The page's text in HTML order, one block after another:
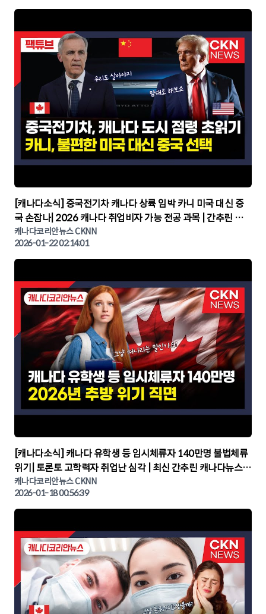
▶
[캐나다소식] 중국전기차 캐나다 상륙 임박 카니 미국 대신 중
국 손잡나| 2026 캐나다 취업비자 가능 전공 과목 | 간추린 캐
나다뉴스 | CKNNEWS, 캐나다코리안뉴스
캐나다코리안뉴스 CKNN
2026-01-22 02:14:01
▶
[캐나다소식] 캐나다 유학생 등 임시체류자 140만명 불법체류
위기| 토론토 고학력자 취업난 심각 | 최신 간추린 캐나다뉴스 |
CKNNEWS, 캐나다코리안뉴스
캐나다코리안뉴스 CKNN
2026-01-18 00:56:39